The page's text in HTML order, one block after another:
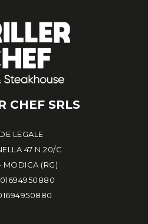
CHEF SRLS
LEGALE
47 N.20/C
MODICA (RG)